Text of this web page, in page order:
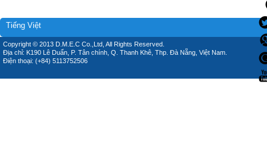
Tiếng Việt
Copyright © 2013 D.M.E.C Co.,Ltd, All Rights Reserved.
Địa chỉ: K190 Lê Duẩn, P. Tân chính, Q. Thanh Khê, Thp. Đà Nẵng, Việt Nam.
Điện thoại: (+84) 5113752506